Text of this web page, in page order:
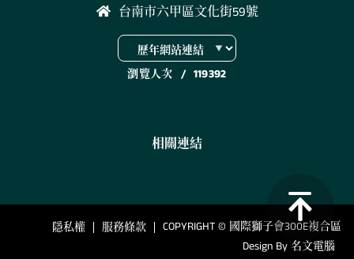
台南市六甲區文化街59號
瀏覽人次 / 119392
相關連結
隱私權 服務條款
COPYRIGHT © 國際獅子會300E複合區
Design By 名文電腦